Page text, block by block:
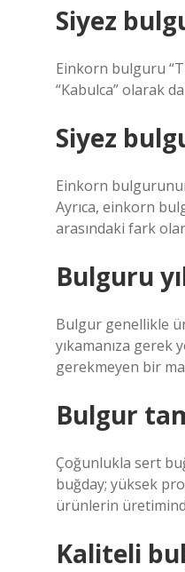
Siyez
Einkorn bulguru
“Kabulca” olarak
Siyez
Einkorn
Ayrıca, einkorn
arasındaki fark
Bulguru
Bulgur genellikle
yıkamanıza gerek
gerekmeyen bir
Bulgur
Çoğunlukla sert
buğday; yüksek
ürünlerin
Kaliteli